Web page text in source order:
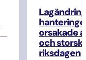
orsakade
och
riksdagen